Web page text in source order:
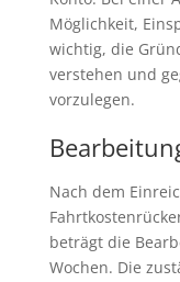
Möglichkeit,
wichtig, die
verstehen und
vorzulegen.
Nach dem
beträgt die
Wochen. Die